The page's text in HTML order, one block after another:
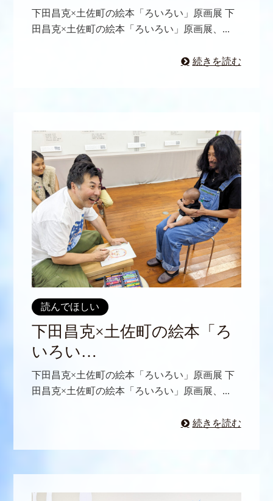
下田昌克×土佐町の絵本「ろいろい」原画展 下
田昌克×土佐町の絵本「ろいろい」原画展、...
続きを読む
読んでほしい
下田昌克×土佐町の絵本「ろ
いろい…
下田昌克×土佐町の絵本「ろいろい」原画展 下
田昌克×土佐町の絵本「ろいろい」原画展、...
続きを読む